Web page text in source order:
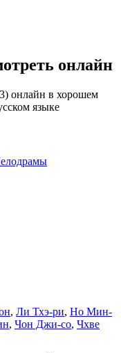
онлайн
, Ли Тхэ-ри, Но Мин-
, Чон Джи-со, Чхве